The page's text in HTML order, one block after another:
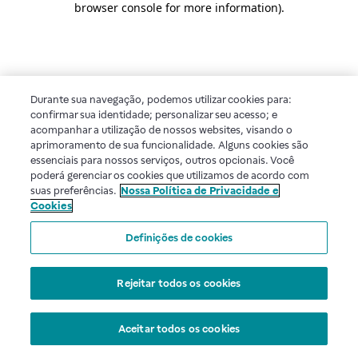
browser console for more information).
Durante sua navegação, podemos utilizar cookies para:
confirmar sua identidade; personalizar seu acesso; e
acompanhar a utilização de nossos websites, visando o
aprimoramento de sua funcionalidade. Alguns cookies são
essenciais para nossos serviços, outros opcionais. Você
poderá gerenciar os cookies que utilizamos de acordo com
suas preferências. Nossa Política de Privacidade e
Cookies
Definições de cookies
Rejeitar todos os cookies
Aceitar todos os cookies